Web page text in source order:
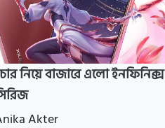
নিয়ে বাজারে এলো ইনফিনিক্স
Akter